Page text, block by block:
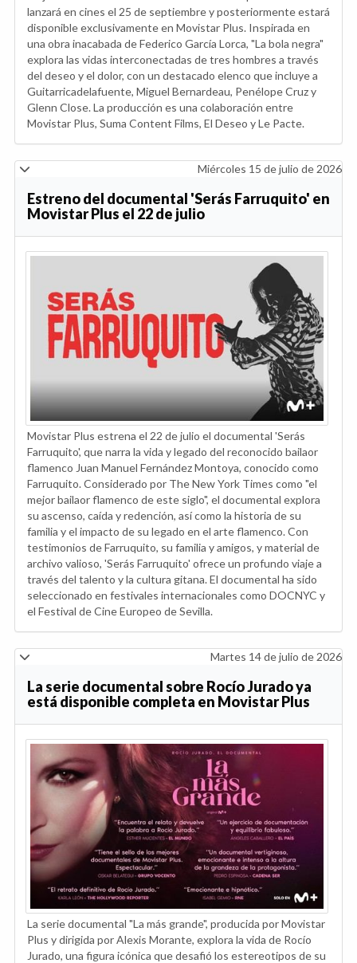
lanzará en cines el 25 de septiembre y posteriormente estará
disponible exclusivamente en Movistar Plus. Inspirada en
una obra inacabada de Federico García Lorca, "La bola negra"
explora las vidas interconectadas de tres hombres a través
del deseo y el dolor, con un destacado elenco que incluye a
Guitarricadelafuente, Miguel Bernardeau, Penélope Cruz y
Glenn Close. La producción es una colaboración entre
Movistar Plus, Suma Content Films, El Deseo y Le Pacte.
Miércoles 15 de julio de 2026
Estreno del documental 'Serás Farruquito' en
Movistar Plus el 22 de julio
Movistar Plus estrena el 22 de julio el documental 'Serás
Farruquito', que narra la vida y legado del reconocido bailaor
flamenco Juan Manuel Fernández Montoya, conocido como
Farruquito. Considerado por The New York Times como "el
mejor bailaor flamenco de este siglo", el documental explora
su ascenso, caída y redención, así como la historia de su
familia y el impacto de su legado en el arte flamenco. Con
testimonios de Farruquito, su familia y amigos, y material de
archivo valioso, 'Serás Farruquito' ofrece un profundo viaje a
través del talento y la cultura gitana. El documental ha sido
seleccionado en festivales internacionales como DOCNYC y
el Festival de Cine Europeo de Sevilla.
Martes 14 de julio de 2026
La serie documental sobre Rocío Jurado ya
está disponible completa en Movistar Plus
La serie documental "La más grande", producida por Movistar
Plus y dirigida por Alexis Morante, explora la vida de Rocío
Jurado, una figura icónica que desafió los estereotipos de su